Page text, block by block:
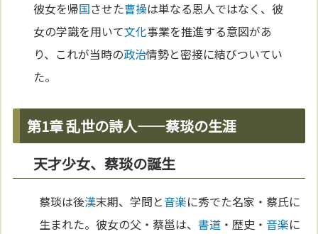
彼女を帰国させた曹操は単なる恩人ではなく、彼
女の学識を用いて文化事業を推進する意図があ
り、これが当時の政治情勢と密接に結びついてい
た。
第1章 乱世の詩人——蔡琰の生涯
天才少女、蔡琰の誕生
蔡琰は後漢末期、学問と音楽に秀でた名家・蔡氏に
生まれた。彼女の父・蔡邕は、書道 ・歴史・音楽に